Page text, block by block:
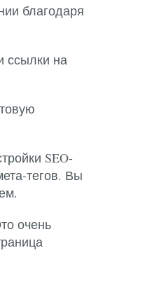
благодаря
ссылки на
SEO-
тегов. Вы
очень